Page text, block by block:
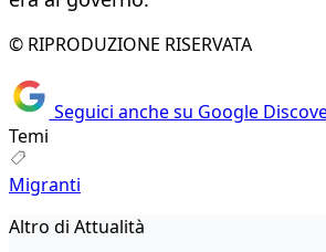
© RIPRODUZIONE RISERVATA
Seguici anche su Google
Temi
Migranti
Altro di Attualità